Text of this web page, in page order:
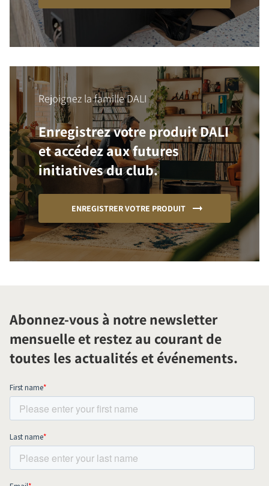
Rejoignez la famille DALI
Enregistrez votre produit DALI
et accédez aux futures
initiatives du club.
ENREGISTRER VOTRE PRODUIT
Abonnez-vous à notre newsletter
mensuelle et restez au courant de
toutes les actualités et événements.